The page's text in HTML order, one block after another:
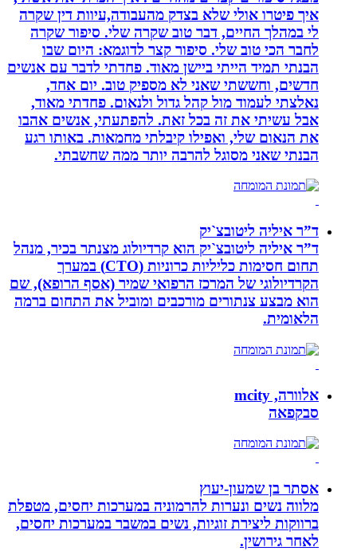
איך פיטרו אולי שלא בצדק מהעבודה,עיוות דין שקרה
לי במהלך החיים, דבר טוב שקרה שלי. סיפור שקרה
לחבר הכי טוב שלי. סיפור קצר לדוגמא: היום שבו
הבנתי תמיד הייתי ביישן מאוד. פחדתי לדבר עם אנשים
חדשים, וחששתי שאני לא מספיק טוב. יום אחד,
נאלצתי לעמוד מול קהל גדול ולנאום. פחדתי מאוד,
אבל עשיתי את זה בכל זאת. להפתעתי, אנשים אהבו
את הנאום שלי, ואפילו קיבלתי מחמאות. באותו רגע
הבנתי שאני מסוגל להרבה יותר ממה שחשבתי.
ד”ר איליה ליטובצ`יק
ד”ר איליה ליטובצ`יק הוא קרדיולוג מצנתר בכיר, מנהל
תחום חסימות כליליות כרוניות (CTO) במערך
הקרדיולוגי של המרכז הרפואי שמיר (אסף הרופא), שם
הוא מבצע צנתורים מורכבים ומוביל את התחום ברמה
הלאומית.
אלוורה, mcity
סבקפאה
אסתר בן שמעון-יעוץ
מלווה נשים ונערות להרמוניה במערכות יחסים, מטפלת
ברווקות ליצירת זוגיות, נשים במשבר במערכות יחסים,
לאחר גירושין.